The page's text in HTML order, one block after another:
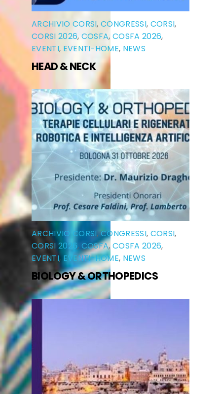
ARCHIVIO CORSI,CONGRESSI, CORSI,
CORSI 2026, COSFA,COSFA 2026,
EVENTI, EVENTI-HOME, NEWS
HEAD & NECK
ARCHIVIO CORSI,CONGRESSI, CORSI,
CORSI 2026, COSFA,COSFA 2026,
EVENTI, EVENTI-HOME, NEWS
BIOLOGY & ORTHOPEDICS